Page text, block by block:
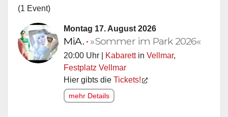
(1 Event)
Montag 17. August 2026
MiA. • »Sommer im Park 2026«
20:00 Uhr | Kabarettin Vellmar,
Festplatz Vellmar
Hier gibts die Tickets!
mehr Details